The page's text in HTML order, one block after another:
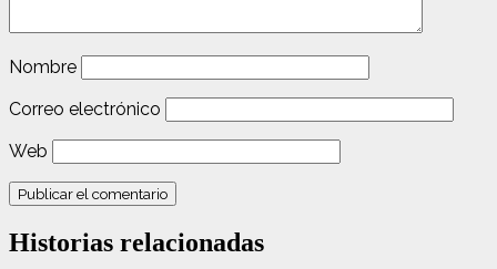
Nombre
Correo electrónico
Web
Historias relacionadas